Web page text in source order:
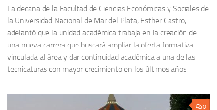
La decana de la Facultad de Ciencias Económicas y Sociales de
la Universidad Nacional de Mar del Plata, Esther Castro,
adelantó que la unidad académica trabaja en la creación de
una nueva carrera que buscará ampliar la oferta formativa
vinculada al área y dar continuidad académica a una de las
tecnicaturas con mayor crecimiento en los últimos años
0